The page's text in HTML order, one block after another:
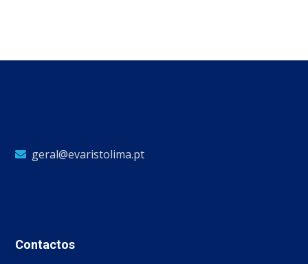
geral@evaristolima.pt
Contactos